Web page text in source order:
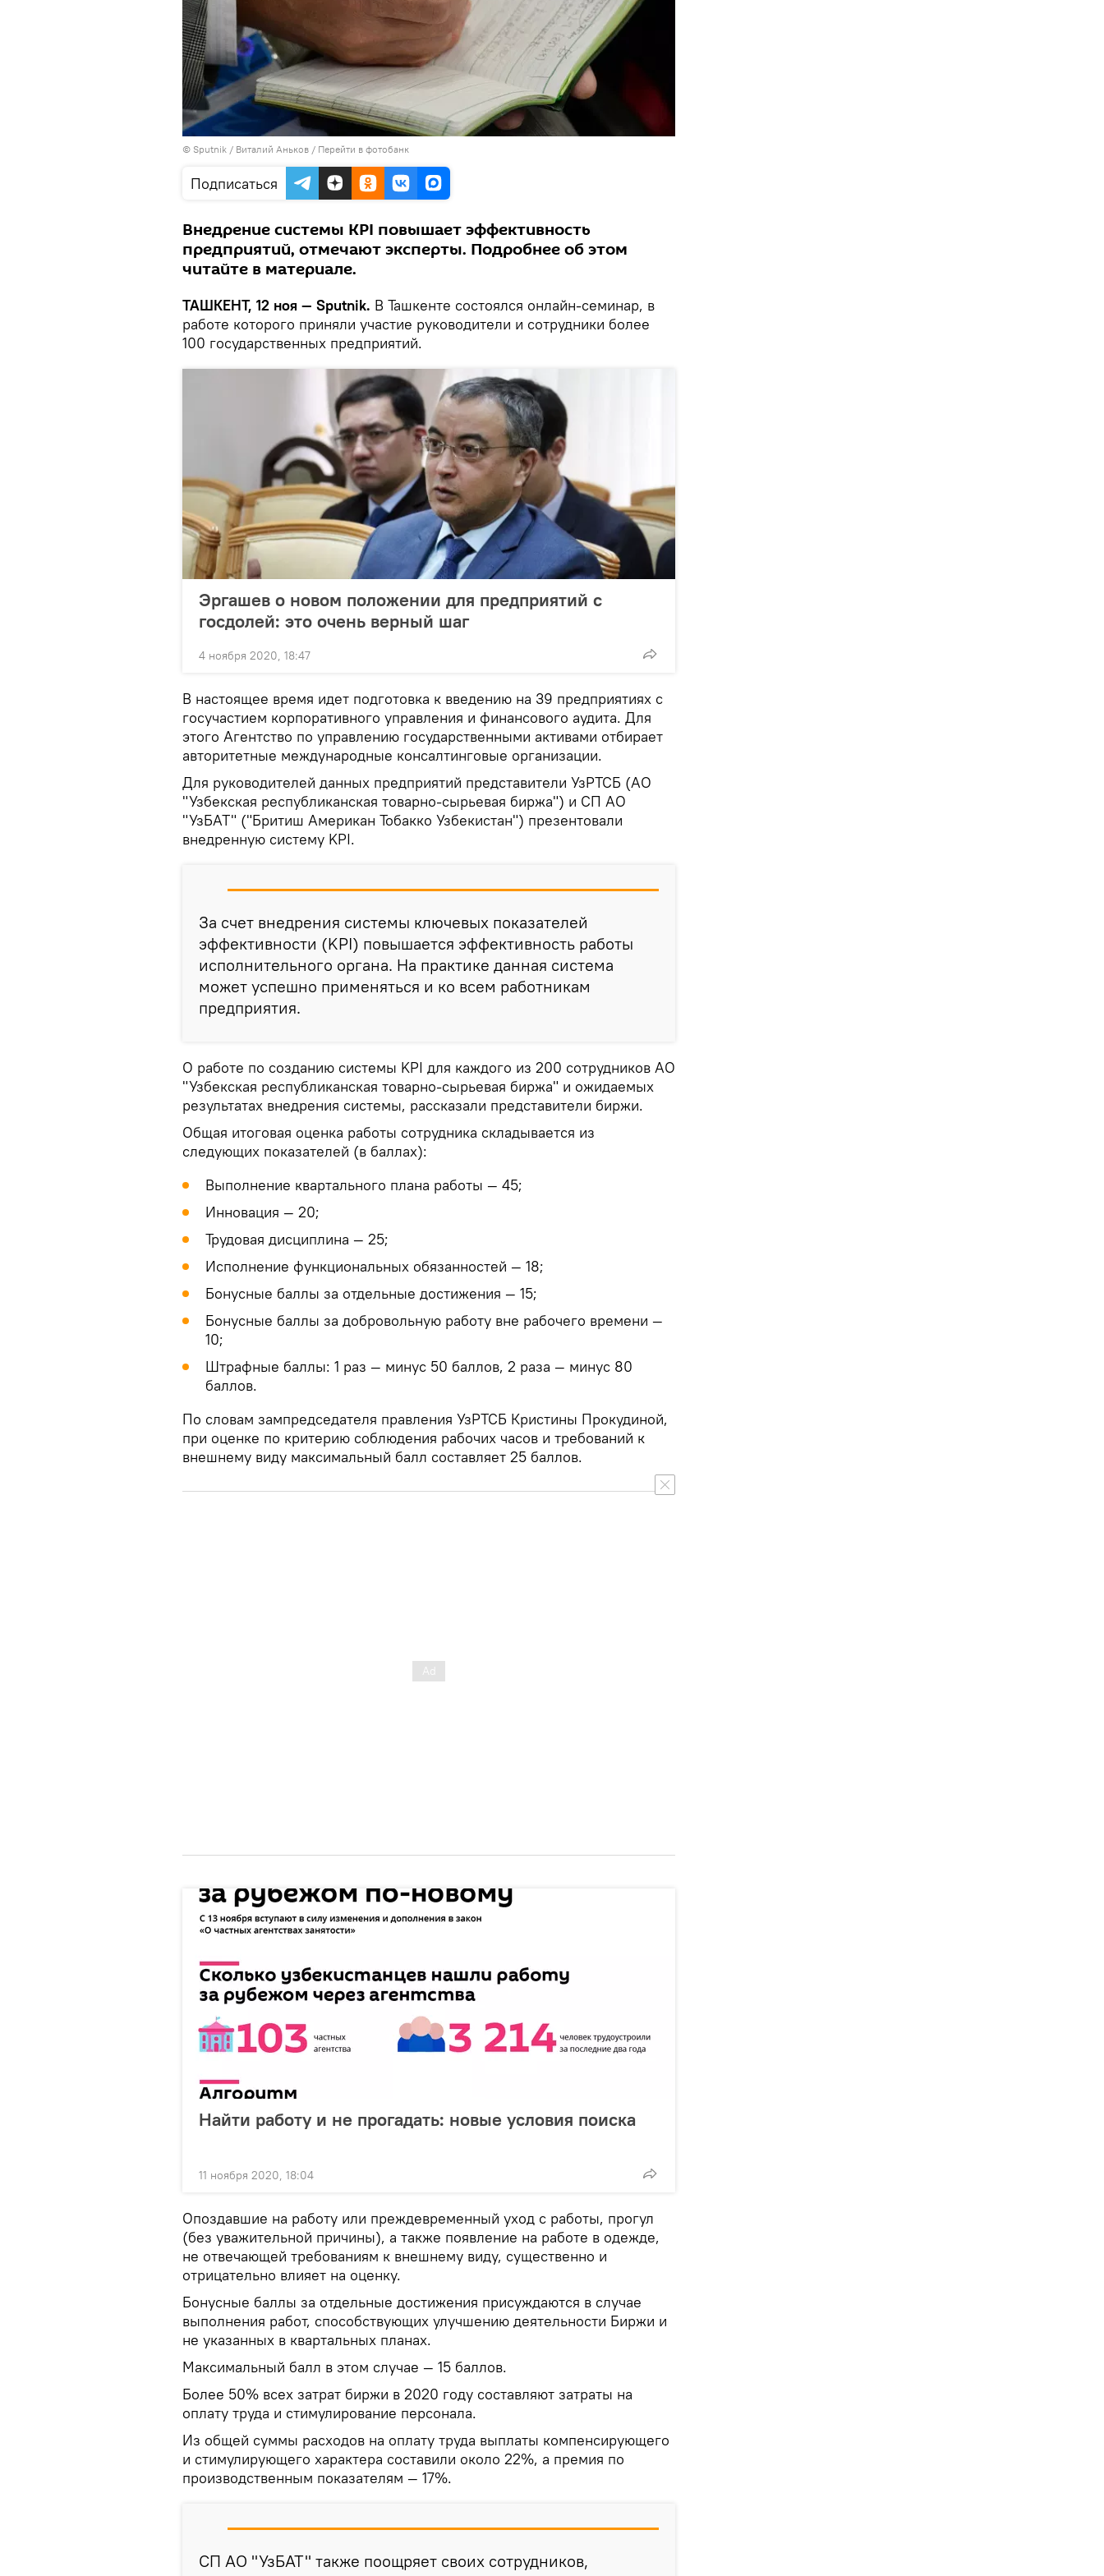
© Sputnik / Виталий Аньков / Перейти в фотобанк
Подписаться
Внедрение системы KPI повышает эффективность
предприятий, отмечают эксперты. Подробнее об этом
читайте в материале.
ТАШКЕНТ, 12 ноя — Sputnik. В Ташкенте состоялся онлайн-семинар, в
работе которого приняли участие руководители и сотрудники более
100 государственных предприятий.
Эргашев о новом положении для предприятий с
госдолей: это очень верный шаг
4 ноября 2020, 18:47
В настоящее время идет подготовка к введению на 39 предприятиях с
госучастием корпоративного управления и финансового аудита. Для
этого Агентство по управлению государственными активами отбирает
авторитетные международные консалтинговые организации.
Для руководителей данных предприятий представители УзРТСБ (АО
"Узбекская республиканская товарно-сырьевая биржа") и СП АО
"УзБАТ" ("Бритиш Американ Тобакко Узбекистан") презентовали
внедренную систему KPI.
За счет внедрения системы ключевых показателей
эффективности (KPI) повышается эффективность работы
исполнительного органа. На практике данная система
может успешно применяться и ко всем работникам
предприятия.
О работе по созданию системы KPI для каждого из 200 сотрудников АО
"Узбекская республиканская товарно-сырьевая биржа" и ожидаемых
результатах внедрения системы, рассказали представители биржи.
Общая итоговая оценка работы сотрудника складывается из
следующих показателей (в баллах):
Выполнение квартального плана работы — 45;
Инновация — 20;
Трудовая дисциплина — 25;
Исполнение функциональных обязанностей — 18;
Бонусные баллы за отдельные достижения — 15;
Бонусные баллы за добровольную работу вне рабочего времени —
10;
Штрафные баллы: 1 раз — минус 50 баллов, 2 раза — минус 80
баллов.
По словам зампредседателя правления УзРТСБ Кристины Прокудиной,
при оценке по критерию соблюдения рабочих часов и требований к
внешнему виду максимальный балл составляет 25 баллов.
Найти работу и не прогадать: новые условия поиска
11 ноября 2020, 18:04
Опоздавшие на работу или преждевременный уход с работы, прогул
(без уважительной причины), а также появление на работе в одежде,
не отвечающей требованиям к внешнему виду, существенно и
отрицательно влияет на оценку.
Бонусные баллы за отдельные достижения присуждаются в случае
выполнения работ, способствующих улучшению деятельности Биржи и
не указанных в квартальных планах.
Максимальный балл в этом случае — 15 баллов.
Более 50% всех затрат биржи в 2020 году составляют затраты на
оплату труда и стимулирование персонала.
Из общей суммы расходов на оплату труда выплаты компенсирующего
и стимулирующего характера составили около 22%, а премия по
производственным показателям — 17%.
СП АО "УзБАТ" также поощряет своих сотрудников,